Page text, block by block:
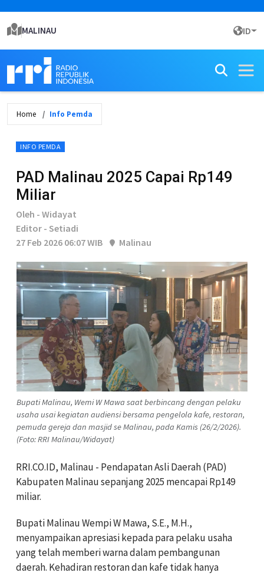
MALINAU ID
Home Info Pemda
INFO PEMDA
PAD Malinau 2025 Capai Rp149
Miliar
Oleh - Widayat
Editor - Setiadi
27 Feb 2026 06:07 WIB
Malinau
Bupati Malinau, Wemi W Mawa saat berbincang dengan pelaku
usaha usai kegiatan audiensi bersama pengelola kafe, restoran,
pemuda gereja dan masjid se Malinau, pada Kamis (26/2/2026).
(Foto: RRI Malinau/Widayat)
RRI.CO.ID, Malinau - Pendapatan Asli Daerah (PAD)
Kabupaten Malinau sepanjang 2025 mencapai Rp149
miliar.
Bupati Malinau Wempi W Mawa, S.E., M.H.,
menyampaikan apresiasi kepada para pelaku usaha
yang telah memberi warna dalam pembangunan
daerah. Kehadiran restoran dan kafe tidak hanya